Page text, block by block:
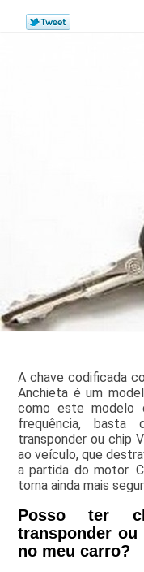
A chave codificada
Anchieta é um
como este modelo
frequência,
transponder ou chip
ao veículo, que
a partida do motor.
torna ainda mais
Posso ter
transponder ou
no meu carro?